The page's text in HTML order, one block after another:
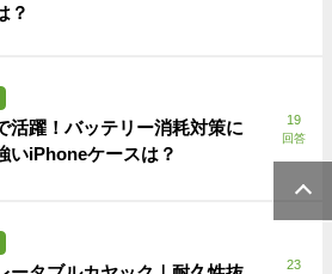
？
活躍！バッテリー消耗対策に
いiPhoneケースは？
19
回答
23